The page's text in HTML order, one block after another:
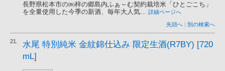
長野県松本市の㈱梓の郷島内ふぁ～む契約栽培米「ひとごこち」
を全量使用した今季の新酒、毎年大人気... 詳細ページへ
先頭へ | 別の検索へ
21.
水尾 特別純米 金紋錦仕込み 限定生酒(R7BY) [720
mL]